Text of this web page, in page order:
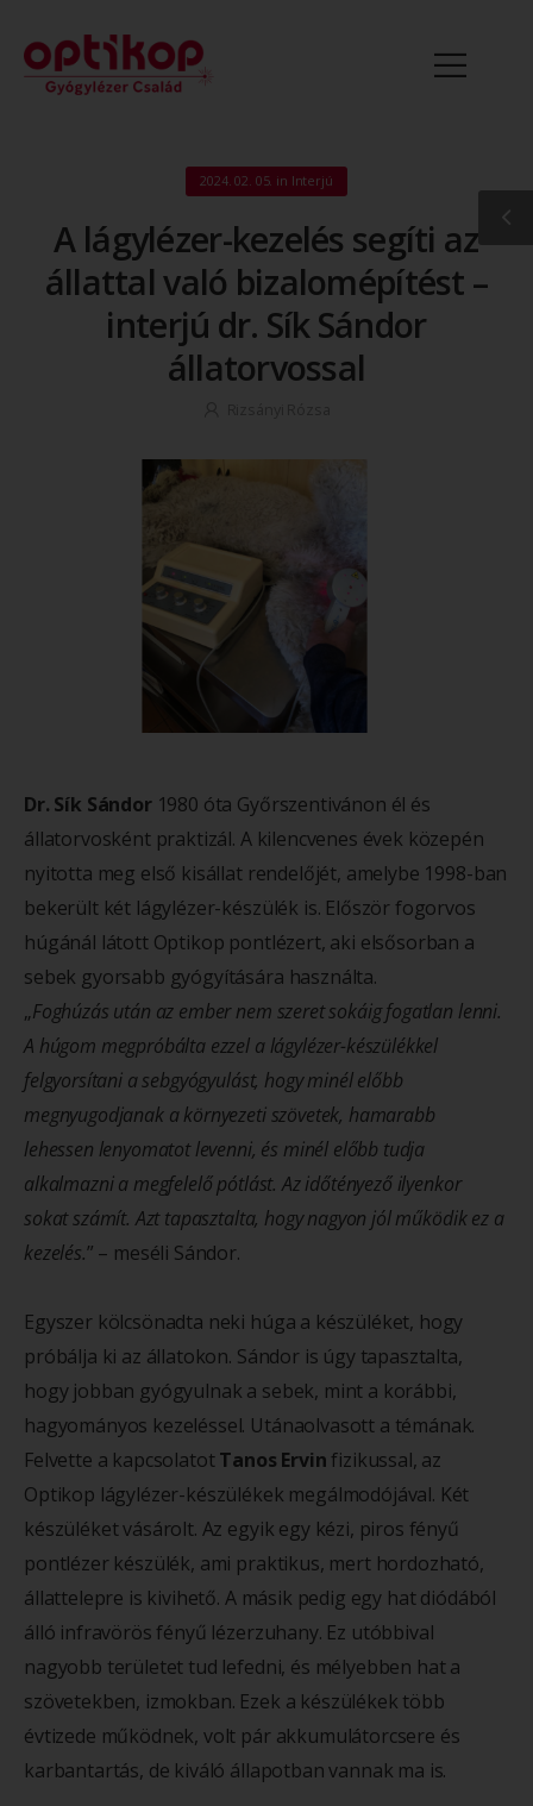
2024. 02. 05. in Interjú
A lágylézer-kezelés segíti az
állattal való bizalomépítést –
interjú dr. Sík Sándor
állatorvossal
Dr. Sík Sándor1980 óta Győrszentivánon él és
állatorvosként praktizál. A kilencvenes évek közepén
nyitotta meg első kisállat rendelőjét, amelybe 1998-ban
bekerült két lágylézer-készülék is. Először fogorvos
húgánál látott Optikop pontlézert, aki elsősorban a
sebek gyorsabb gyógyítására használta.
„Foghúzás után az ember nem szeret sokáig fogatlan lenni.
A húgom megpróbálta ezzel a lágylézer-készülékkel
felgyorsítani a sebgyógyulást, hogy minél előbb
megnyugodjanak a környezeti szövetek, hamarabb
lehessen lenyomatot levenni, és minél előbb tudja
alkalmazni a megfelelő pótlást. Az időtényező ilyenkor
sokat számít. Azt tapasztalta, hogy nagyon jól működik ez a
kezelés.” – meséli Sándor.
Egyszer kölcsönadta neki húga a készüléket, hogy
próbálja ki az állatokon. Sándor is úgy tapasztalta,
hogy jobban gyógyulnak a sebek, mint a korábbi,
hagyományos kezeléssel. Utánaolvasott a témának.
Felvette a kapcsolatotTanos Ervin fizikussal, az
Optikop lágylézer-készülékek megálmodójával. Két
készüléket vásárolt. Az egyik egy kézi, piros fényű
pontlézer készülék, ami praktikus, mert hordozható,
állattelepre is kivihető. A másik pedig egy hat diódából
álló infravörös fényű lézerzuhany. Ez utóbbival
nagyobb területet tud lefedni, és mélyebben hat a
szövetekben, izmokban. Ezek a készülékek több
évtizede működnek, volt pár akkumulátorcsere és
karbantartás, de kiváló állapotban vannak ma is.